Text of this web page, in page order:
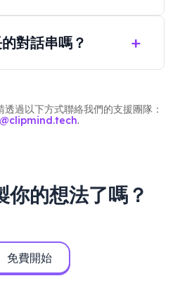
合您的思路。
對話串嗎？
過以下方式聯絡我們的支援團隊：
.
你的想法了嗎？
免費開始